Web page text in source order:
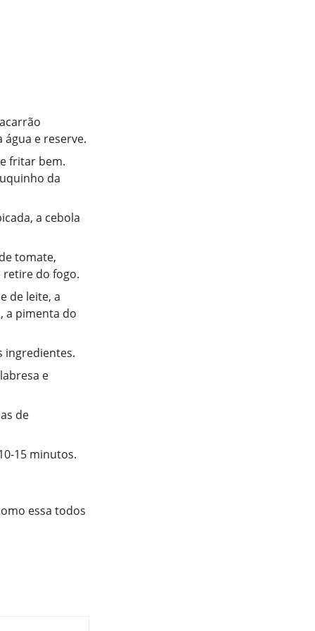
e reserve.
fritar bem.
da
a cebola
tomate,
retire do fogo.
de leite, a
a pimenta do
ingredientes.
e
de
15 minutos.
essa todos